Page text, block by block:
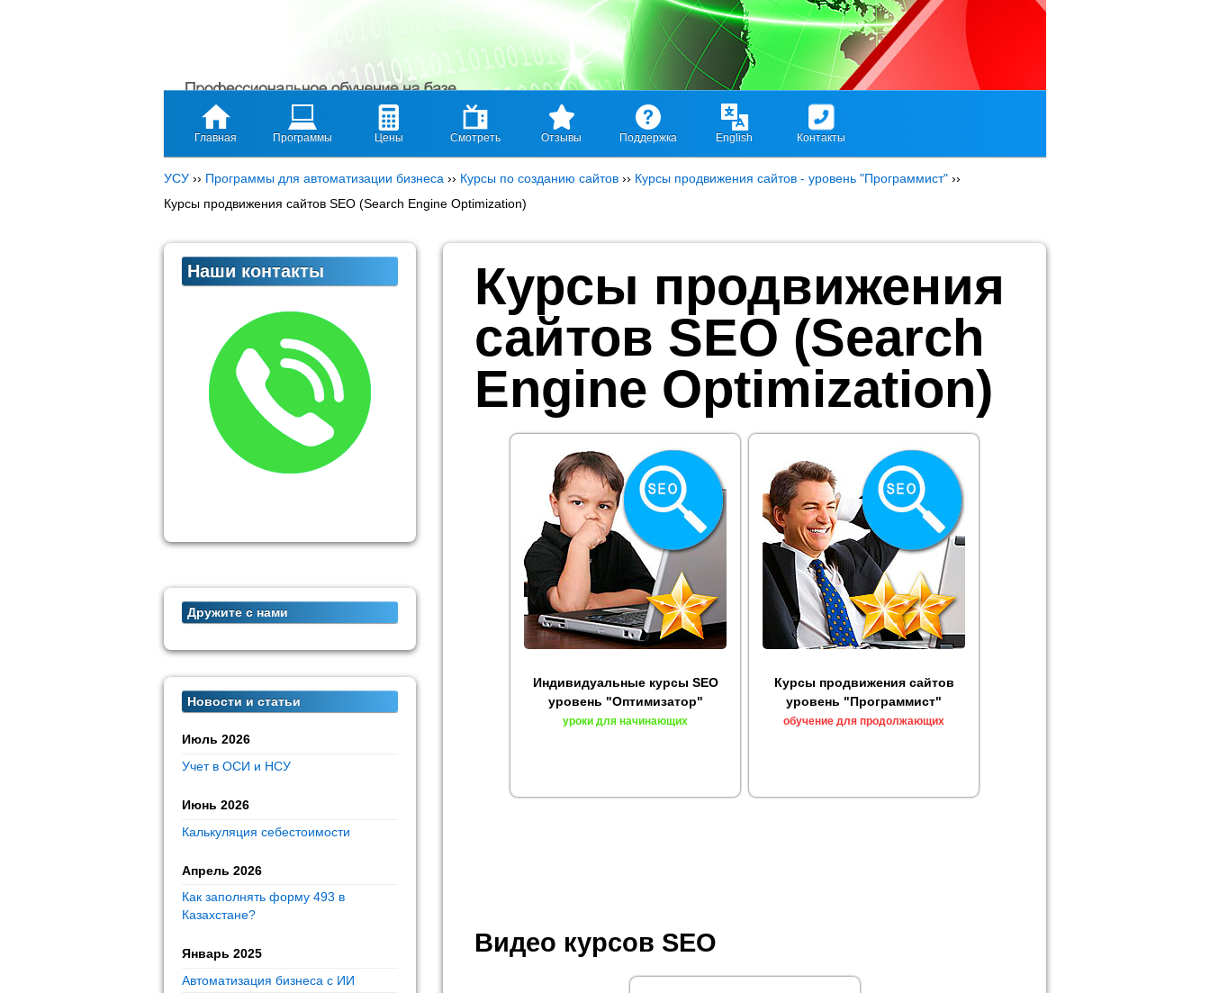
Главная Программы Цены Смотреть Отзывы Поддержка English Контакты
УСУ ›› Программы для автоматизации бизнеса ›› Курсы по созданию сайтов ›› Курсы продвижения сайтов - уровень "Программист" ››
Курсы продвижения сайтов SEO (Search Engine Optimization)
Курсы продвижения
сайтов SEO (Search
Engine Optimization)
Индивидуальные курсы SEO
уровень "Оптимизатор"
уроки для начинающих
Курсы продвижения сайтов
уровень "Программист"
обучение для продолжающих
Видео курсов SEO
Наши контакты
Дружите с нами
Новости и статьи
Июль 2026
Учет в ОСИ и НСУ
Июнь 2026
Калькуляция себестоимости
Апрель 2026
Как заполнять форму 493 в
Казахстане?
Январь 2025
Автоматизация бизнеса с ИИ